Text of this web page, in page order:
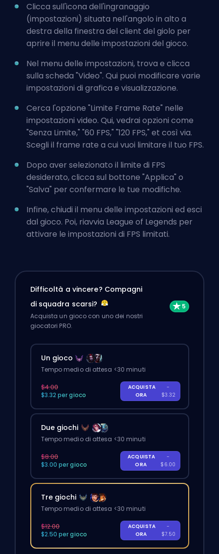
Clicca sull'icona dell'ingranaggio
(impostazioni) situata nell'angolo in alto a
destra della finestra del client del giolo per
aprire il menu delle impostazioni del gioco.
Nel menu delle impostazioni, trova e clicca
sulla scheda "Video". Qui puoi modificare varie
impostazioni di grafica e visualizzazione.
Cerca l'opzione "Limite Frame Rate" nelle
impostazioni video. Qui, vedrai opzioni come
"Senza Limite," "60 FPS," "120 FPS," et così via.
Scegli il frame rate a cui vuoi limitare il tuo FPS.
Dopo aver selezionato il limite di FPS
desiderato, clicca sul bottone "Applica" o
"Salva" per confermare le tue modifiche.
Infine, chiudi il menu delle impostazioni ed esci
dal gioco. Poi, riavvia League of Legends per
attivare le impostazioni di FPS limitati.
Difficoltà a vincere? Compagni
di squadra scarsi?
Acquista un gioco con uno dei nostri
giocatori PRO.
Un gioco
Tempo medio di attesa <30 minuti
$4.00
$3.32 per gioco
ACQUISTA
ORA
-
$3.32
Due giochi
Tempo medio di attesa <30 minuti
$8.00
$3.00 per gioco
ACQUISTA
ORA
-
$6.00
Tre giochi
Tempo medio di attesa <30 minuti
$12.00
$2.50 per gioco
ACQUISTA
ORA
-
$7.50